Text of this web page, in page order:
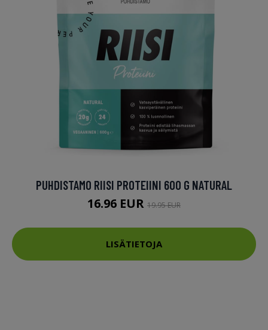
PUHDISTAMO RIISI PROTEIINI 600 G NATURAL
16.96 EUR 19.95 EUR
LISÄTIETOJA